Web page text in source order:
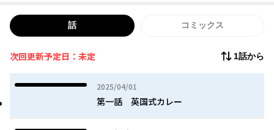
話 コミックス
次回更新予定日：未定 1話から
2025/04/01
2025年04月01日
第一話 英国式カレー